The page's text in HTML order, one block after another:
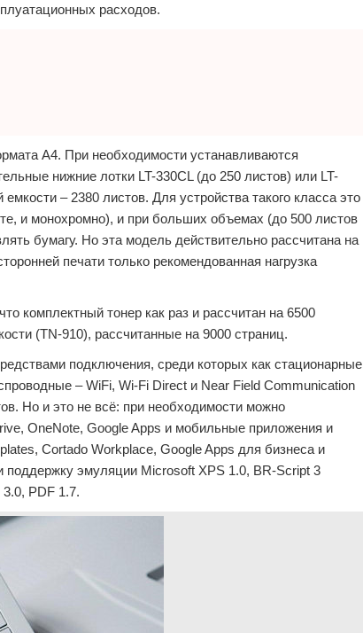
расходов.
А4. При необходимости устанавливаются
нижние лотки LT-330CL (до 250 листов) или LT-
– 2380 листов. Для устройства такого класса это
и монохромно), и при больших объемах (до 500 листов
бумагу. Но эта модель действительно рассчитана на
печати только рекомендованная нагрузка
комплектный тонер как раз и рассчитан на 6500
(ТN-910), рассчитанные на 9000 страниц.
подключения, среди которых как стационарные
– WiFi, Wi-Fi Direct и Near Field Communication
Но и это не всё: при необходимости можно
OneNote, Google Apps и мобильные приложения и
Cortado Workplace, Google Apps для бизнеса и
эмуляции Microsoft XPS 1.0, BR-Script 3
PDF 1.7.